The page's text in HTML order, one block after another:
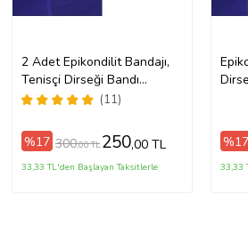
2 Adet Epikondilit Bandajı,
Tenisçi Dirseği Bandı
Epikondilit Dirsekliği
(11)
%17 300,00 TL 250,00 TL
33,33 TL'den Başlayan Taksitlerle
%17
33,33